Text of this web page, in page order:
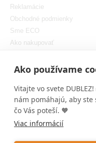
Ako používame
Vitajte vo svete
nám pomáhajú, aby
čo Vás poteší. 🧡
Viac informácií
Reklamácie
Obchodné podmienky
Sme ECO
Ako nakupovať
Nastaviť cookies